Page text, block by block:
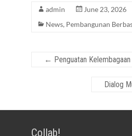
admin
June 23, 2026
News, Pembangunan
← Penguatan
Dialog
Collab!